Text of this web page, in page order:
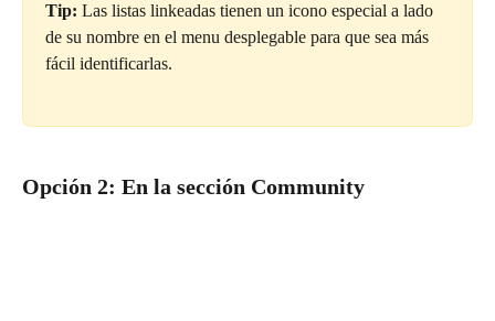
Tip: Las listas linkeadas tienen un icono especial a lado
de su nombre en el menu desplegable para que sea más
fácil identificarlas.
Opción 2: En la sección Community